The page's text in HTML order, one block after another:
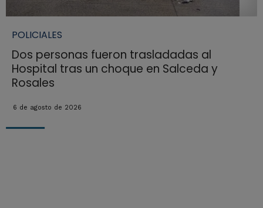
POLICIALES
Dos personas fueron trasladadas al
Hospital tras un choque en Salceda y
Rosales
6 de agosto de 2026